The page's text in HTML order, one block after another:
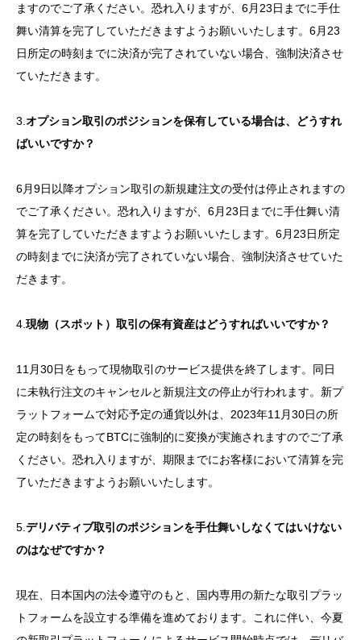
ますのでご了承ください。恐れ入りますが、6月23日までに手仕
舞い清算を完了していただきますようお願いいたします。6月23
日所定の時刻までに決済が完了されていない場合、強制決済させ
ていただきます。
3. オプション取引のポジションを保有している場合は、どうすれ
ばいいですか？
6月9日以降オプション取引の新規建注文の受付は停止されますの
でご了承ください。恐れ入りますが、6月23日までに手仕舞い清
算を完了していただきますようお願いいたします。6月23日所定
の時刻までに決済が完了されていない場合、強制決済させていた
だきます。
4. 現物（スポット）取引の保有資産はどうすればいいですか？
11月30日をもって現物取引のサービス提供を終了します。同日
に未執行注文のキャンセルと新規注文の停止が行われます。新プ
ラットフォームで対応予定の通貨以外は、2023年11月30日の所
定の時刻をもってBTCに強制的に変換が実施されますのでご了承
ください。恐れ入りますが、期限までにお客様において清算を完
了いただきますようお願いいたします。
5. デリバティブ取引のポジションを手仕舞いしなくてはいけない
のはなぜですか？
現在、日本国内の法令遵守のもと、国内専用の新たな取引プラッ
トフォームを設立する準備を進めております。これに伴い、今夏